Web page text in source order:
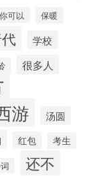
你可以 保暖
学校
很多人
游 汤圆
红包
考生
还不